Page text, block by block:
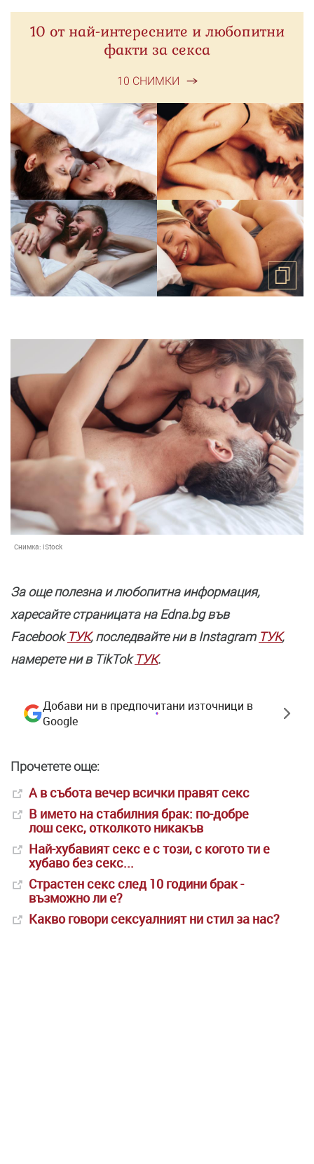
10 от най-интересните и любопитни
факти за секса
10 СНИМКИ
Снимка: iStock
За още полезнa и любопитна информация,
харесайте страницата нa Edna.bg във
FacebookТУК, последвайте ни в Instagram ТУК,
намерете ни в TikTokТУК.
Добави ни в предпочитани източници в
Google
Прочетете още:
А в събота вечер всички правят секс
В името на стабилния брак: по-добре
лош секс, отколкото никакъв
Най-хубавият секс е с този, с когото ти е
хубаво без секс...
Страстен секс след 10 години брак -
възможно ли е?
Какво говори сексуалният ни стил за нас?